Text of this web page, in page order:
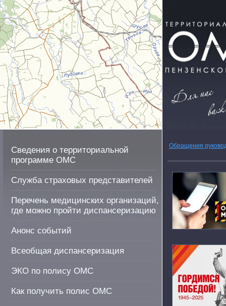
Сведения о территориальной
программе ОМС
Служба страховых представителей
Перечень медицинских организаций,
где можно пройти диспансеризацию
Анонс событий
Всеобщая диспансеризация
ЭКО по полису ОМС
Как получить полис ОМС
Обращения